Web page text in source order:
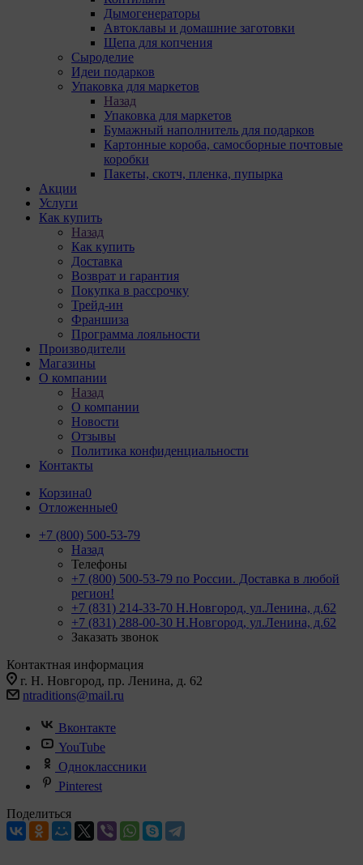
Дымогенераторы
Автоклавы и домашние заготовки
Щепа для копчения
Сыроделие
Идеи подарков
Упаковка для маркетов
Назад
Упаковка для маркетов
Бумажный наполнитель для подарков
Картонные короба, самосборные почтовые
коробки
Пакеты, скотч, пленка, пупырка
Акции
Услуги
Как купить
Назад
Как купить
Доставка
Возврат и гарантия
Покупка в рассрочку
Трейд-ин
Франшиза
Программа лояльности
Производители
Магазины
О компании
Назад
О компании
Новости
Отзывы
Политика конфиденциальности
Контакты
Корзина0
Отложенные0
+7 (800) 500-53-79
Назад
Телефоны
+7 (800) 500-53-79 по России. Доставка в любой
регион!
+7 (831) 214-33-70 Н.Новгород, ул.Ленина, д.62
+7 (831) 288-00-30 Н.Новгород, ул.Ленина, д.62
Заказать звонок
Контактная информация
г. Н. Новгород, пр. Ленина, д. 62
ntraditions@mail.ru
Вконтакте
YouTube
Одноклассники
Pinterest
Поделиться